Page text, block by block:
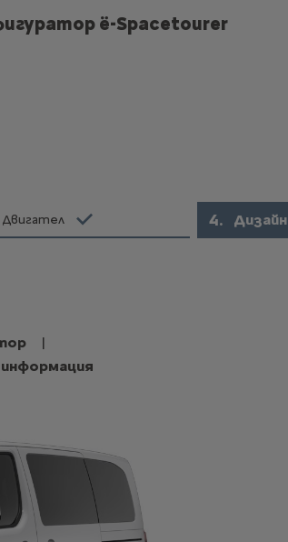
ë-Spacetourer
Двигател 4. Дизайн
|